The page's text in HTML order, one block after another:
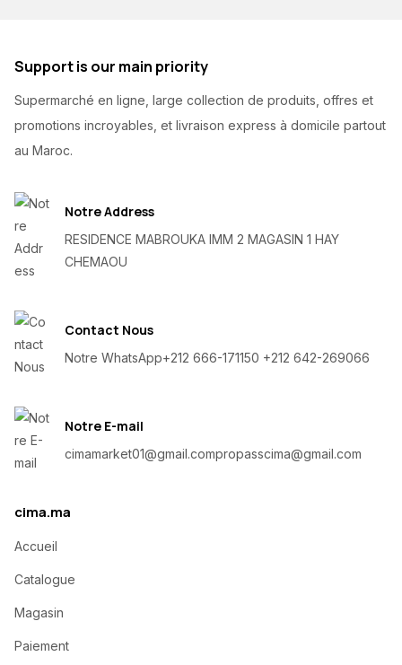
Support is our main priority
Supermarché en ligne, large collection de produits, offres et
promotions incroyables, et livraison express à domicile partout
au Maroc.
Notre Address
RESIDENCE MABROUKA IMM 2 MAGASIN 1 HAY
CHEMAOU
Contact Nous
Notre WhatsApp+212 666-171150 +212 642-269066
Notre E-mail
cimamarket01@gmail.compropasscima@gmail.com
cima.ma
Accueil
Catalogue
Magasin
Paiement